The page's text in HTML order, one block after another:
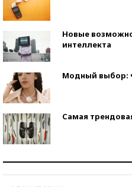
Новые
интеллекта
Модный выбор:
Самая